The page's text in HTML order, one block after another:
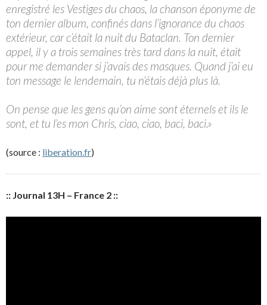
enregistré les Vestiges du chaos, la chanson éponyme de
ton dernier album, confinés dans l’ignorance du chaos
extérieur, car c’était la nuit du Bataclan. Ton dernier
appel, il y a trois semaines très tard dans la nuit, était
pour me demander si j’avais des masques. Quand j’ai eu
ton message le lendemain, tu n’étais déjà plus là.
On pense que les gens qu’on aime sont éternels et ils le
sont, et tu l’es mon Chris, ciao, ciao, baci, baci.»
(source : liberation.fr)
:: Journal 13H – France 2 ::